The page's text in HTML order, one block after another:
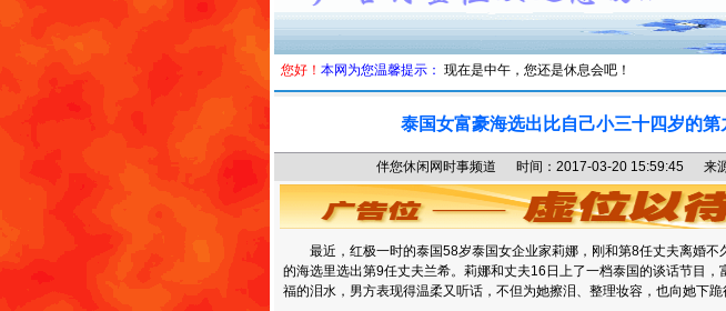
您好！ 本网为您温馨提示： 现在是中午，您还是休息会吧！
泰国女富豪海选出比自己小三十四岁的第
伴您休闲网时事频道 时间：2017-03-20 15:59:45 来
最近，红极一时的泰国58岁泰国女企业家莉娜，刚和第8任丈夫离婚不
的海选里选出第9任丈夫兰希。莉娜和丈夫16日上了一档泰国的谈话节目，
福的泪水，男方表现得温柔又听话，不但为她擦泪、整理妆容，也向她下跪